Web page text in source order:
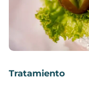
Tratamiento